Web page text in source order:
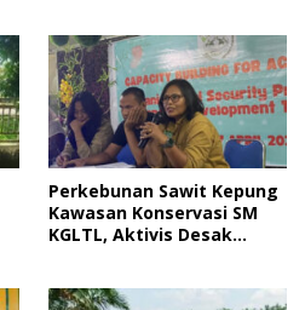
Perkebunan Sawit Kepung
Kawasan Konservasi SM
KGLTL, Aktivis Desak